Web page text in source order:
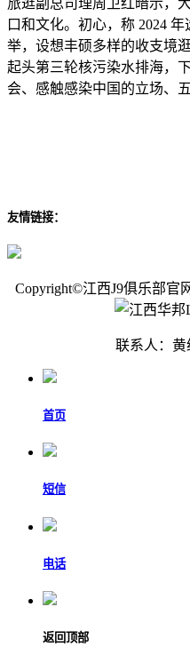
口和文化。初心，称 2024
举，设想丰硕多样的收支境
起头第三轮核污染水排海，
会、感触感染中国的立场、
友情链接：
Copyright©江西J9俱乐部官
联系人：
首页
短信
电话
返回顶部